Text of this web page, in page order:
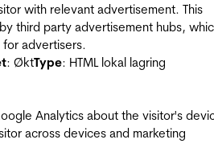
with relevant advertisement. This
third party advertisement hubs,
advertisers.
: ØktType: HTML lokal lagring
Analytics about the visitor's
across devices and marketing